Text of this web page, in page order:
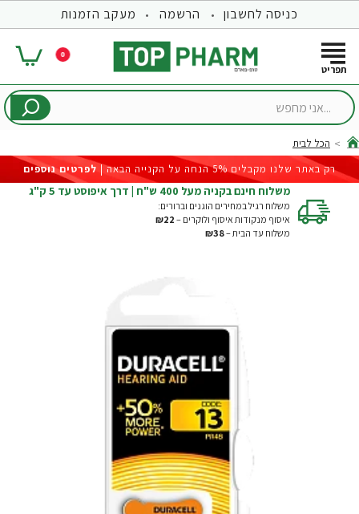
כניסה לחשבון הרשמה מעקב הזמנות
0
...אני
home
הכל לבית
רק באתר שלנו מקבלים 5% הנחה על הקנייה הבאה |
לפרטים נוספים
משלוח חינם בקניה מעל 400 ש"ח | דרך איפוסט עד 5 ק"ג
משלוח רגיל במחירים הוגנים וברורים:
איסוף מנקודות איסוף ולוקרים – ₪22
משלוח עד הבית –₪38